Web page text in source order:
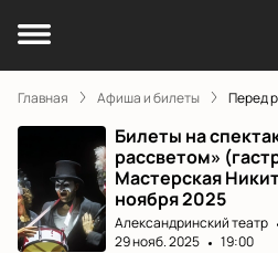
Главная Афиша и билеты Перед
Билеты на
рассветом»
Мастерская
ноября 2025
Александринский театр
29 нояб. 2025
19:00